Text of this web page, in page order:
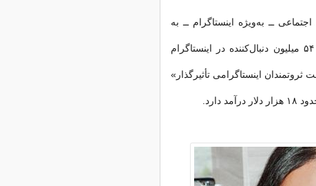
ــ به‌ویژه اینستاگرام ــ به
شهرتی کم‌سابقه انجامید. او تا سال ۲۰۲۵ بیش از ۵۴ میلیون دنبال‌کننده در اینستاگرام
«فهرست ثروتمندان اینستاگرامی تأثیرگذار»